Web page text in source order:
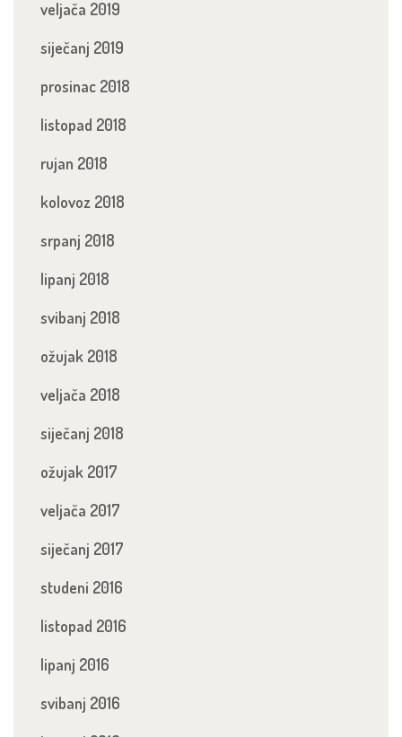
veljača 2019
siječanj 2019
prosinac 2018
listopad 2018
rujan 2018
kolovoz 2018
srpanj 2018
lipanj 2018
svibanj 2018
ožujak 2018
veljača 2018
siječanj 2018
ožujak 2017
veljača 2017
siječanj 2017
studeni 2016
listopad 2016
lipanj 2016
svibanj 2016